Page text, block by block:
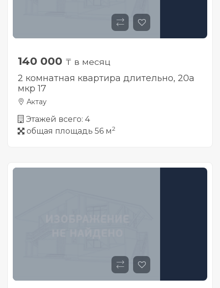
140 000 ₸ в месяц
2 комнатная квартира длительно, 20а
мкр 17
Актау
Этажей всего: 4
общая площадь 56 м2